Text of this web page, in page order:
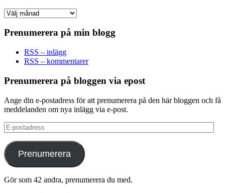
Arkiv
Prenumerera på min blogg
RSS – inlägg
RSS – kommentarer
Prenumerera på bloggen via epost
Ange din e-postadress för att prenumerera på den här bloggen och få
meddelanden om nya inlägg via e-post.
E-
postadress
Prenumerera
Gör som 42 andra, prenumerera du med.